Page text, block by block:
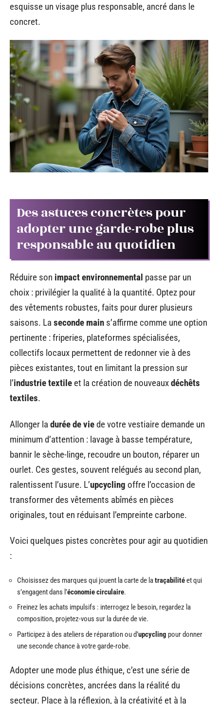
esquisse un visage plus responsable, ancré dans le
concret.
Des astuces concrètes pour
adopter une garde-robe plus
responsable au quotidien
Réduire son impact environnemental passe par un
choix : privilégier la qualité à la quantité. Optez pour
des vêtements robustes, faits pour durer plusieurs
saisons. La seconde main s’affirme comme une option
pertinente : friperies, plateformes spécialisées,
collectifs locaux permettent de redonner vie à des
pièces existantes, tout en limitant la pression sur
l’industrie textile et la création de nouveauxdéchêts
textiles.
Allonger la durée de viede votre vestiaire demande un
minimum d’attention : lavage à basse température,
bannir le sèche-linge, recoudre un bouton, réparer un
ourlet. Ces gestes, souvent relégués au second plan,
ralentissent l’usure. L’upcycling offre l’occasion de
transformer des vêtements abîmés en pièces
originales, tout en réduisant l’empreinte carbone.
Voici quelques pistes concrètes pour agir au quotidien
:
Choisissez des marques qui jouent la carte de latraçabilitéet qui
s’engagent dans l’économie circulaire.
Freinez les achats impulsifs : interrogez le besoin, regardez la
composition, projetez-vous sur la durée de vie.
Participez à des ateliers de réparation ou d’upcycling pour donner
une seconde chance à votre garde-robe.
Adopter une mode plus éthique, c’est une série de
décisions concrètes, ancrées dans la réalité du
secteur. Place à la réflexion, à la créativité et à la